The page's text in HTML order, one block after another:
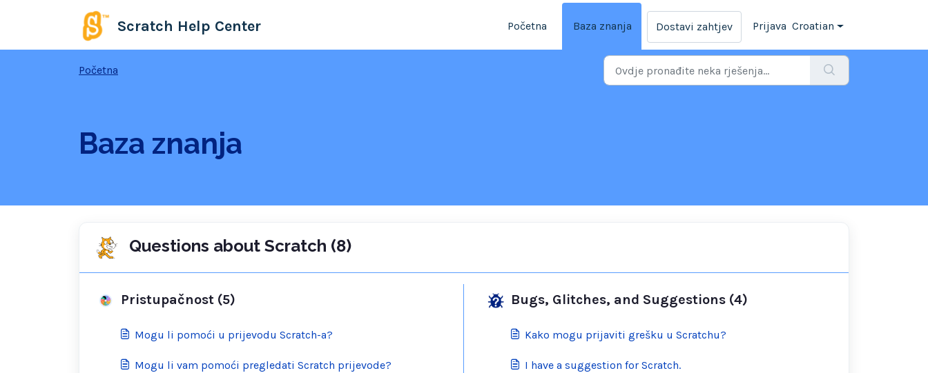
Scratch Help Center Početna Baza znanja Dostavi zahtjev Prijava Croatian
Početna
Baza znanja
Questions about Scratch (8)
Pristupačnost (5)
Mogu li pomoći u prijevodu Scratch-a?
Mogu li vam pomoći pregledati Scratch prijevode?
Bugs, Glitches, and Suggestions (4)
Kako mogu prijaviti grešku u Scratchu?
I have a suggestion for Scratch.